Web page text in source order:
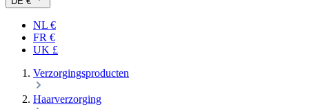
NL €
FR €
UK £
Verzorgingsproducten
Haarverzorging